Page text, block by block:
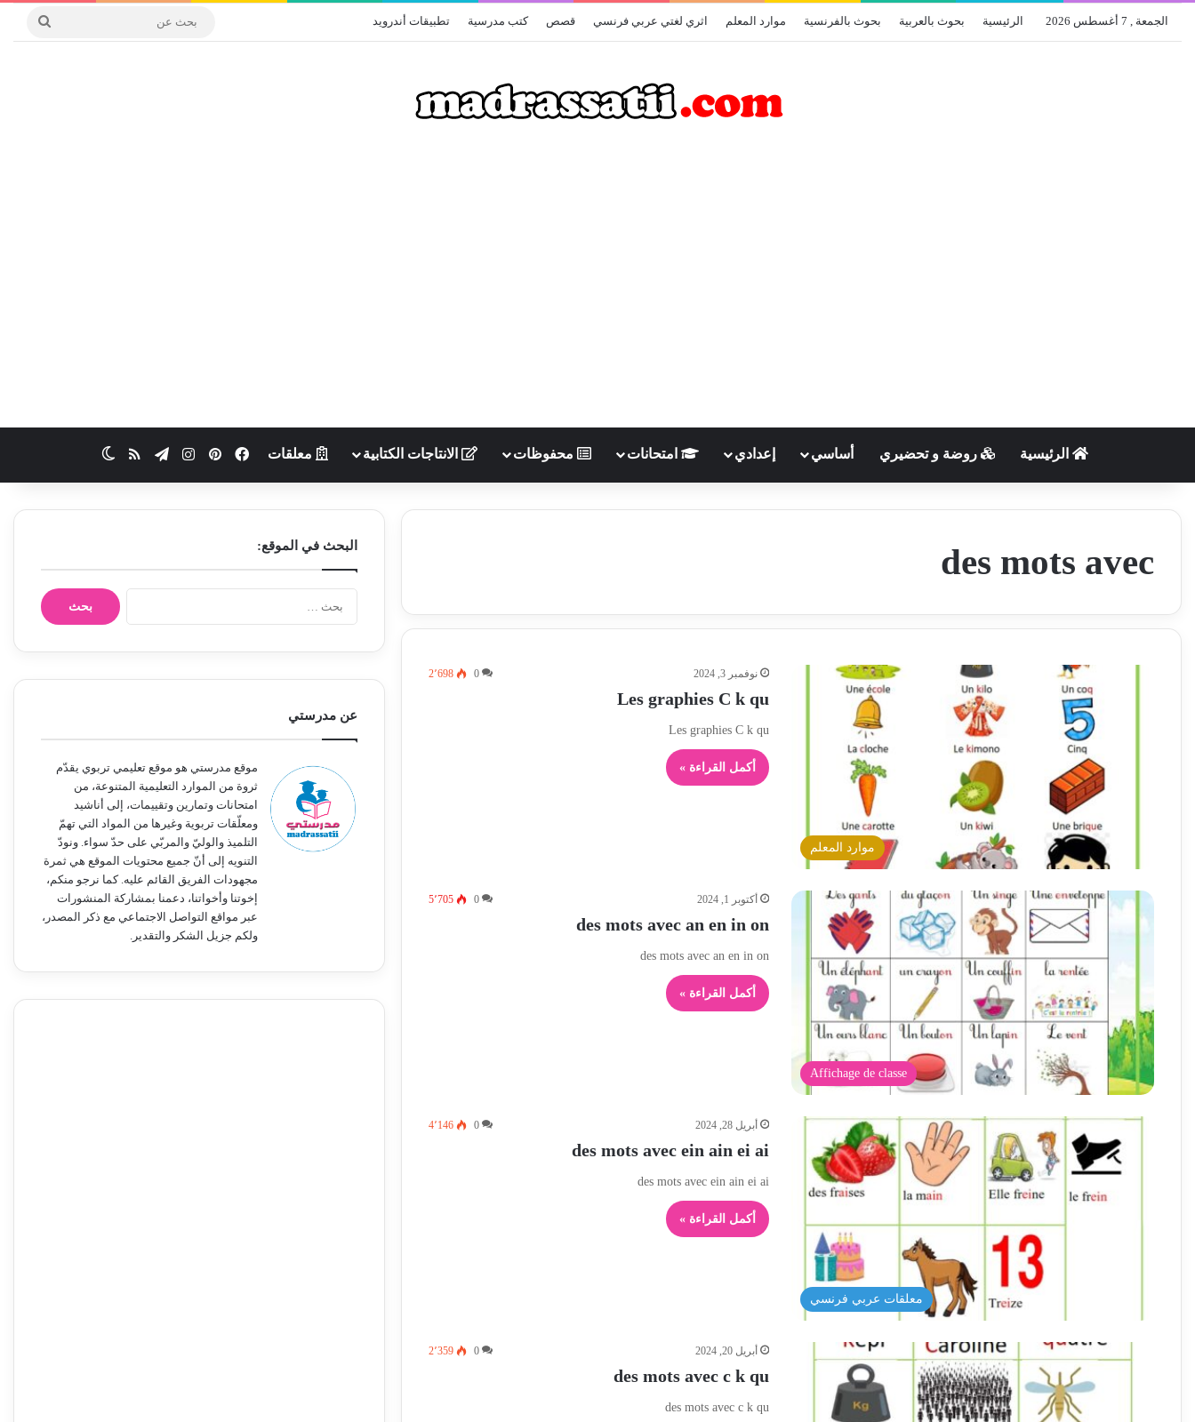
الجمعة , 7 أغسطس 2026 الرئيسية بحوث بالعربية بحوث بالفرنسية موارد المعلم اثري لغتي عربي فرنسي قصص كتب مدرسية تطبيقات أندرويد
الرئيسية روضة و تحضيري أساسي إعدادي امتحانات محفوظات الانتاجات الكتابية معلقات فيسبوكبينتيريستانستقرامتيلقرامملخص الموقع RSS
des mots avec
موارد المعلم
نوفمبر 3, 2024 0 2٬698
Les graphies C k qu
Les graphies C k qu
أكمل القراءة »
Affichage de classe
أكتوبر 1, 2024 0 5٬705
des mots avec an en in on
des mots avec an en in on
أكمل القراءة »
معلقات عربي فرنسي
أبريل 28, 2024 0 4٬146
des mots avec ein ain ei ai
des mots avec ein ain ei ai
أكمل القراءة »
أبريل 20, 2024 0 2٬359
des mots avec c k qu
des mots avec c k qu
البحث في الموقع:
ح
عن مدرستي
موقع مدرستي هو موقع تعليمي تربوي يقدّم
ثروة من الموارد التعليمية المتنوعة، من
امتحانات وتمارين وتقييمات، إلى أناشيد
ومعلّقات تربوية وغيرها من المواد التي تهمّ
التلميذ والوليّ والمربّي على حدّ سواء. ونودّ
التنويه إلى أنّ جميع محتويات الموقع هي ثمرة
مجهودات الفريق القائم عليه. كما نرجو منكم،
إخوتنا وأخواتنا، دعمنا بمشاركة المنشورات
عبر مواقع التواصل الاجتماعي مع ذكر المصدر،
ولكم جزيل الشكر والتقدير.